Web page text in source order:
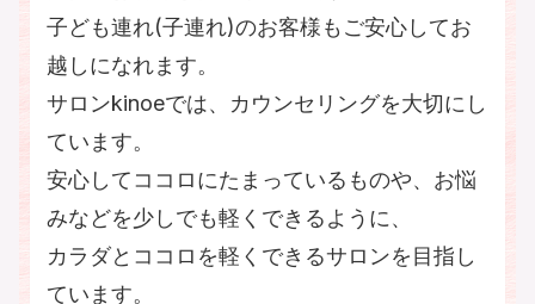
子ども連れ(子連れ)のお客様もご安心してお
越しになれます。
サロンkinoeでは、カウンセリングを大切にし
ています。
安心してココロにたまっているものや、お悩
みなどを少しでも軽くできるように、
カラダとココロを軽くできるサロンを目指し
ています。